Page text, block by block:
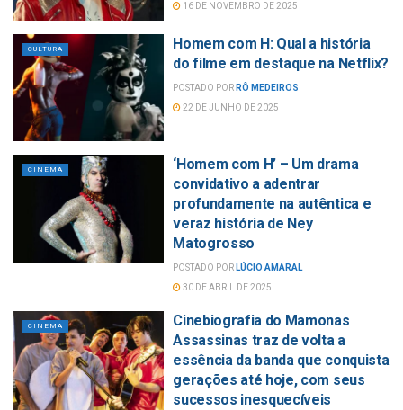
16 DE NOVEMBRO DE 2025
CULTURA
Homem com H: Qual a história
do filme em destaque na Netflix?
POSTADO POR RÔ MEDEIROS
22 DE JUNHO DE 2025
CINEMA
‘Homem com H’ – Um drama
convidativo a adentrar
profundamente na autêntica e
veraz história de Ney
Matogrosso
POSTADO POR LÚCIO AMARAL
30 DE ABRIL DE 2025
CINEMA
Cinebiografia do Mamonas
Assassinas traz de volta a
essência da banda que conquista
gerações até hoje, com seus
sucessos inesquecíveis